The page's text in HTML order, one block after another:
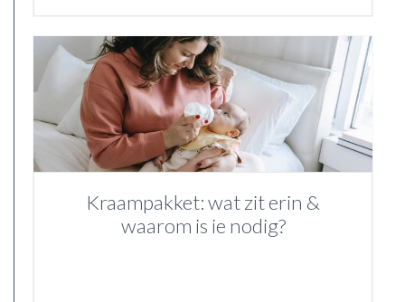
Kraampakket: wat zit erin &
waarom is ie nodig?